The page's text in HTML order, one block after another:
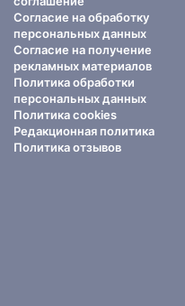
Согласие на обработку
персональных данных
Согласие на получение
рекламных материалов
Политика обработки
персональных данных
Политика cookies
Редакционная политика
Политика отзывов